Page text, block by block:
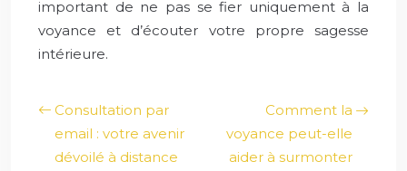
important de ne pas se fier uniquement à la
voyance et d’écouter votre propre sagesse
intérieure.
Consultation par
email : votre avenir
dévoilé à distance
Comment la
voyance peut-elle
aider à surmonter